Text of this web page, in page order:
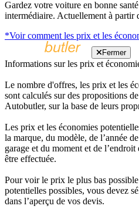
Gardez votre voiture en bonne
intermédiaire. Actuellement à partir
*Voir comment les prix et les
Fermer
Informations sur les prix et
Le nombre d'offres, les prix et les
sont calculés sur des propositions
Autobutler, sur la base de leurs
Les prix et les économies
la marque, du modèle, de l’année
garage et du moment et de
être effectuée.
Pour voir le prix le plus bas
potentielles possibles, vous devez
dans l’aperçu de vos devis.